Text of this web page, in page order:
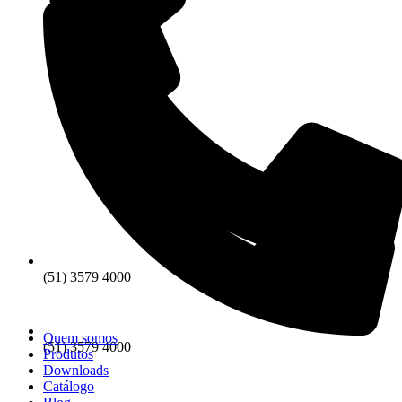
(51) 3579 4000
(51) 3579 4000
Quem somos
Produtos
Downloads
Catálogo